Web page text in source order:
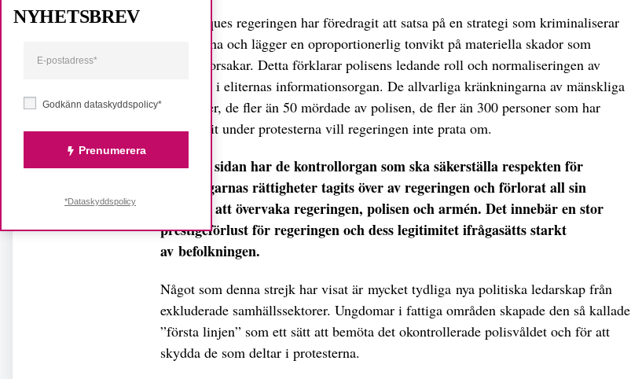
Ivan Duques regeringen har föredragit att satsa på en strategi som kriminaliserar
protesterna och lägger en oproportionerlig tonvikt på materiella skador som
strejken orsakar. Detta förklarar polisens ledande roll och normaliseringen av
polisvåld i eliternas informationsorgan. De allvarliga kränkningarna av mänskliga
rättigheter, de fler än 50 mördade av polisen, de fler än 300 personer som har
försvunnit under protesterna vill regeringen inte prata om.
Å andra sidan har de kontrollorgan som ska säkerställa respekten för
medborgarnas rättigheter tagits över av regeringen och förlorat all sin
förmåga att övervaka regeringen, polisen och armén. Det innebär en stor
prestigeförlust för regeringen och dess legitimitet ifrågasätts starkt
av befolkningen.
Något som denna strejk har visat är mycket tydliga nya politiska ledarskap från
exkluderade samhällssektorer. Ungdomar i fattiga områden skapade den så kallade
”första linjen” som ett sätt att bemöta det okontrollerade polisvåldet och för att
skydda de som deltar i protesterna.
Godkänn dataskyddspolicy*
Prenumerera
NYHETSBREV
*Dataskyddspolicy